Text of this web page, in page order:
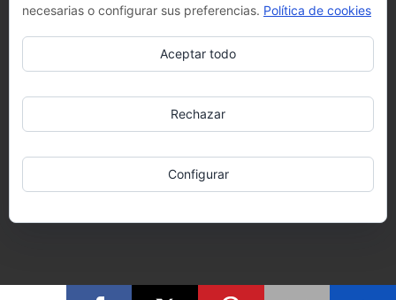
necesarias o configurar sus preferencias. Política de cookies
Aceptar todo
Rechazar
Configurar